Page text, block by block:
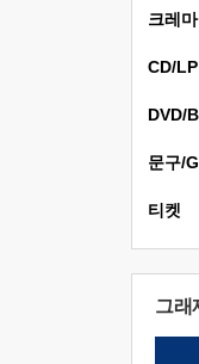
크레
CD/LP
DVD/
문구/
티켓
그래